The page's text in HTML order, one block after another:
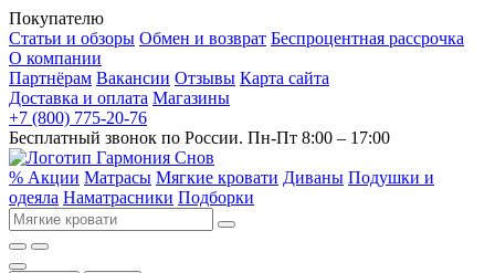
Покупателю
Статьи и обзоры Обмен и возврат Беспроцентная рассрочка
О компании
Партнёрам Вакансии Отзывы Карта сайта
Доставка и оплата Магазины
+7 (800) 775-20-76
Бесплатный звонок по России. Пн-Пт 8:00 – 17:00
% Акции Матрасы Мягкие кровати Диваны Подушки и
одеяла Наматрасники Подборки